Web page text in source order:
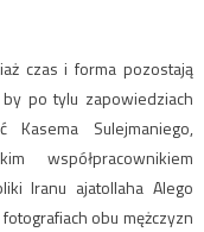
czas i forma pozostają
po tylu zapowiedziach
Sulejmaniego,
współpracownikiem
Iranu ajatollaha Alego
obu mężczyzn